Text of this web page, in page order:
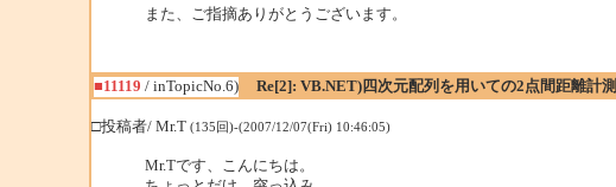
また、ご指摘ありがとうございます。
■11119 / inTopicNo.6)
Re[2]: VB.NET)四次元配列を用いての2点間距離計測
□投稿者/ Mr.T (135回)-(2007/12/07(Fri) 10:46:05)
Mr.Tです、こんにちは。